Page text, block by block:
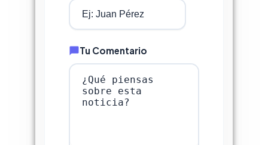
Tu Comentario